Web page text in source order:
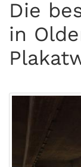
Die
in